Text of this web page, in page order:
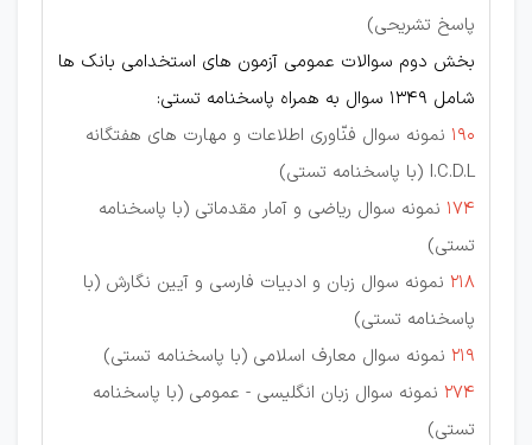
پاسخ تشریحی)
بخش دوم سوالات عمومی آزمون های استخدامی بانک ها
شامل 1349 سوال به همراه پاسخنامه تستی:
190 نمونه سوال فنّاوری اطلاعات و مهارت های هفتگانه
I.C.D.L (با پاسخنامه تستی)
174 نمونه سوال ریاضی و آمار مقدماتی (با پاسخنامه
تستی)
218 نمونه سوال زبان و ادبیات فارسی و آیین نگارش (با
پاسخنامه تستی)
219 نمونه سوال معارف اسلامی (با پاسخنامه تستی)
274 نمونه سوال زبان انگلیسی - عمومی (با پاسخنامه
تستی)